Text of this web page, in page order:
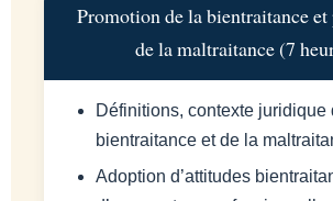
Promotion de la bientraitance
de la maltraitance (7
Définitions, contexte juridique
bientraitance et de la
Adoption d’attitudes